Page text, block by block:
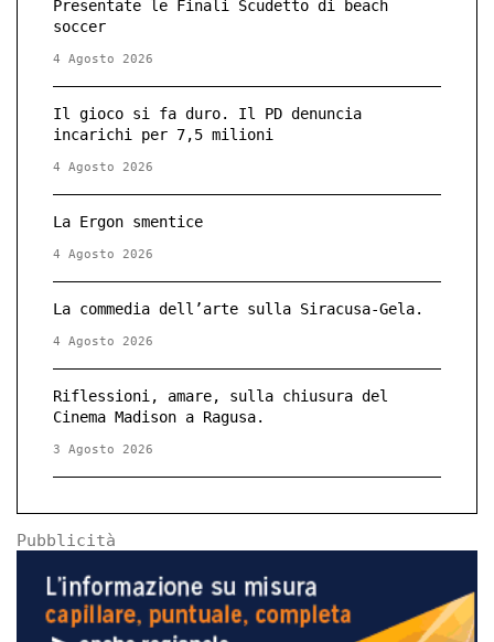
Presentate le Finali Scudetto di beach
soccer
4 Agosto 2026
Il gioco si fa duro. Il PD denuncia
incarichi per 7,5 milioni
4 Agosto 2026
La Ergon smentice
4 Agosto 2026
La commedia dell’arte sulla Siracusa-Gela.
4 Agosto 2026
Riflessioni, amare, sulla chiusura del
Cinema Madison a Ragusa.
3 Agosto 2026
Pubblicità